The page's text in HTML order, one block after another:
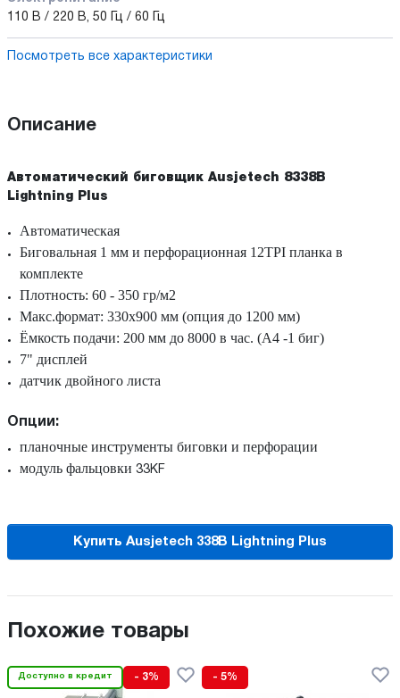
110 В / 220 В, 50 Гц / 60 Гц
Посмотреть все характеристики
Описание
Автоматический биговщик Ausjetech 8338В
Lightning Plus
Автоматическая
Биговальная 1 мм и перфорационная 12TPI планка в
комплекте
Плотность: 60 - 350 гр/м2
Макс.формат: 330х900 мм (опция до 1200 мм)
Ёмкость подачи: 200 мм до 8000 в час. (А4 -1 биг)
7" дисплей
датчик двойного листа
Опции:
планочные инструменты биговки и перфорации
модуль фальцовки 33KF
Купить Ausjetech 338В Lightning Plus
Похожие товары
Доступно в кредит - 3% - 5%